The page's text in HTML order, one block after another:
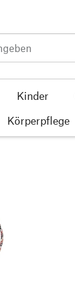
Kinder
Körperpflege